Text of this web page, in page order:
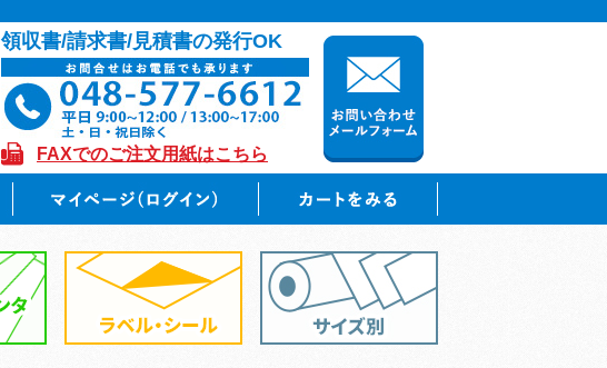
領収書/請求書/見積書の発行OK
FAXでのご注文用紙はこちら